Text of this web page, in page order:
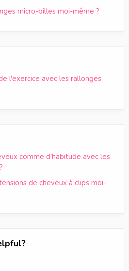
micro-billes moi-même ?
l'exercice avec les rallonges
comme d'habitude avec les
de cheveux à clips moi-